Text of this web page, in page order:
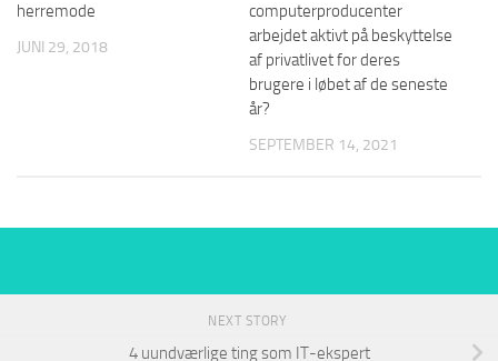
herremode
JUNI 29, 2018
computerproducenter
arbejdet aktivt på beskyttelse
af privatlivet for deres
brugere i løbet af de seneste
år?
SEPTEMBER 14, 2021
NEXT STORY
4 uundværlige ting som IT-ekspert